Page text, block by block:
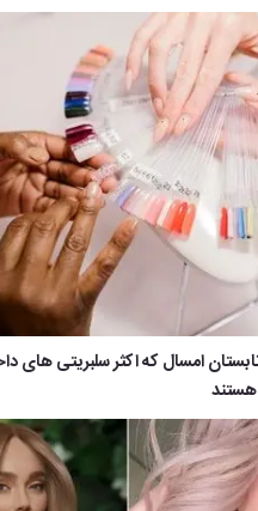
امسال که اکثر سلبریتی های